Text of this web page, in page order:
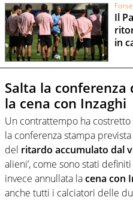
Il
in
Salta la
la cena con Inzaghi
Un contrattempo ha costretto
la conferenza stampa
del ritardo accumulato dal
alieni’, come sono stati
invece annullata lacena con
anche tutti i calciatori delle